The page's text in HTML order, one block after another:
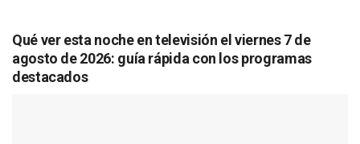
Qué ver esta noche en televisión el viernes 7 de
agosto de 2026: guía rápida con los programas
destacados